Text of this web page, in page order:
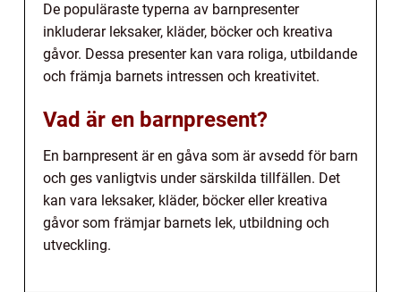
De populäraste typerna av barnpresenter
inkluderar leksaker, kläder, böcker och kreativa
gåvor. Dessa presenter kan vara roliga, utbildande
och främja barnets intressen och kreativitet.
Vad är en barnpresent?
En barnpresent är en gåva som är avsedd för barn
och ges vanligtvis under särskilda tillfällen. Det
kan vara leksaker, kläder, böcker eller kreativa
gåvor som främjar barnets lek, utbildning och
utveckling.